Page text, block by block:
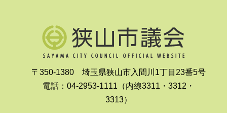
〒350-1380 埼玉県狭山市入間川1丁目23番5号
電話：04-2953-1111（内線3311・3312・
3313）